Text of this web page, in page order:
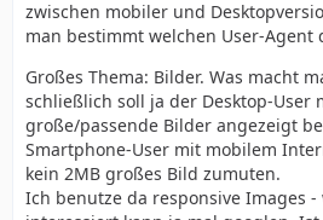
zwischen mobiler und
man bestimmt welchen User-Agent
Großes Thema: Bilder. Was macht
schließlich soll ja der Desktop-User
große/passende Bilder angezeigt
Smartphone-User mit mobilem
kein 2MB großes Bild zumuten.
Ich benutze da responsive Images